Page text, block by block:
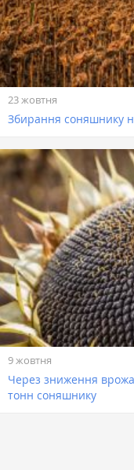
23 жовтня
Збирання соняшнику
9 жовтня
Через зниження
тонн соняшнику